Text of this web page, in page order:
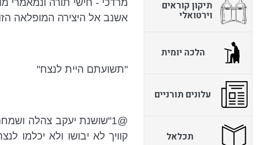
אשנב אל היצירה המופלאה
"תשועתם היית לנצח"
@1"שושנת
יעקב צהלה
קוויך לא יבושו ולא יכלמו
תיקון קוראים
וירטואלי
הלכה יומית
עלונים תורניים
תכלאל